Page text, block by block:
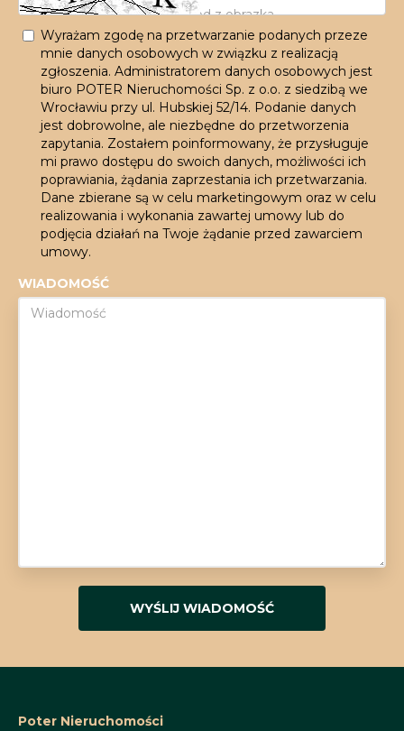
Wyrażam zgodę na przetwarzanie podanych przeze
mnie danych osobowych w związku z realizacją
zgłoszenia. Administratorem danych osobowych jest
biuro POTER Nieruchomości Sp. z o.o. z siedzibą we
Wrocławiu przy ul. Hubskiej 52/14. Podanie danych
jest dobrowolne, ale niezbędne do przetworzenia
zapytania. Zostałem poinformowany, że przysługuje
mi prawo dostępu do swoich danych, możliwości ich
poprawiania, żądania zaprzestania ich przetwarzania.
Dane zbierane są w celu marketingowym oraz w celu
realizowania i wykonania zawartej umowy lub do
podjęcia działań na Twoje żądanie przed zawarciem
umowy.
WIADOMOŚĆ
Poter Nieruchomości